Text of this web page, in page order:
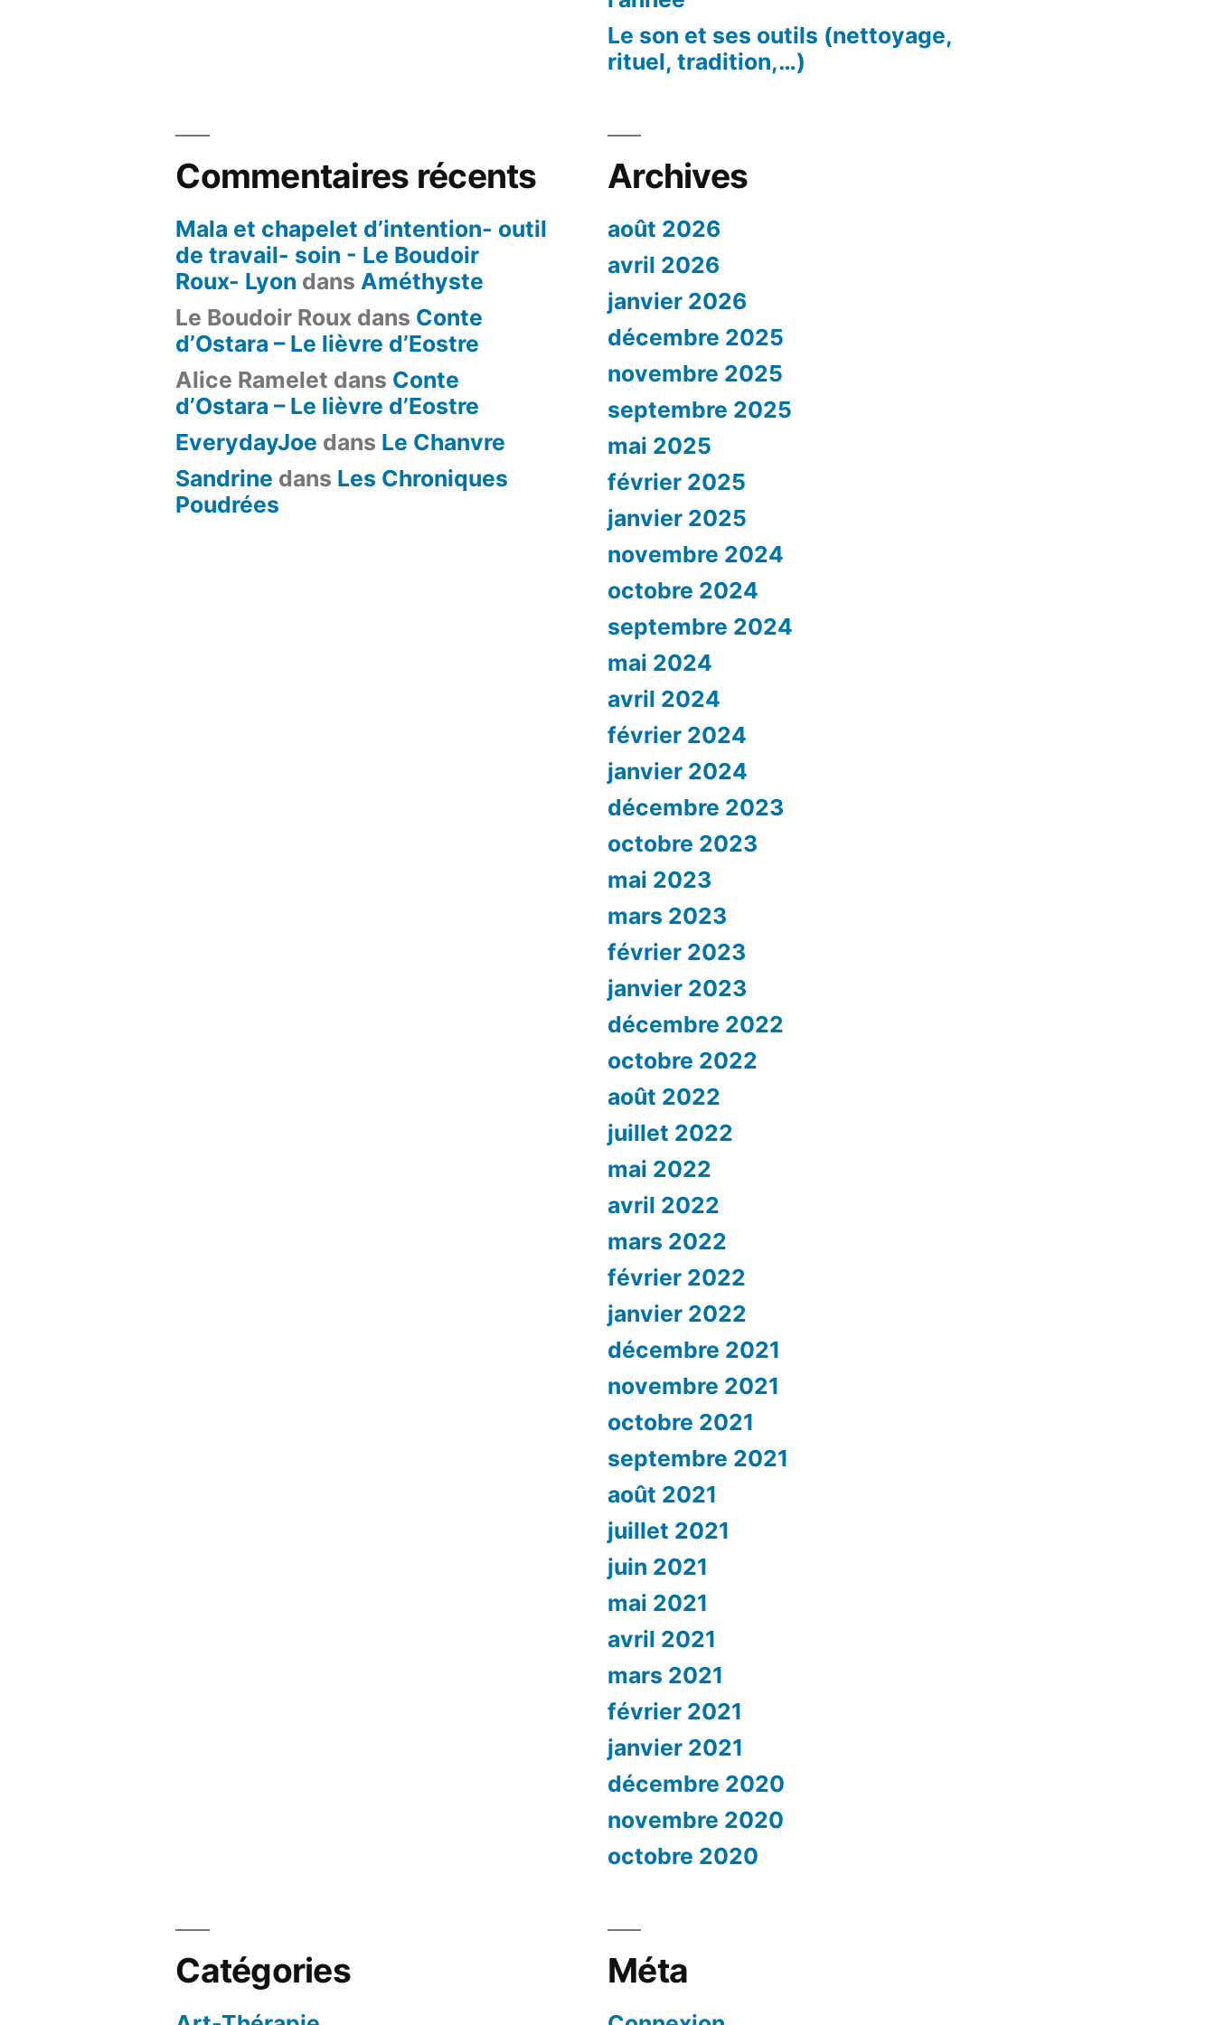
Le son et ses outils (nettoyage,
rituel, tradition,…)
Commentaires récents
Mala et chapelet d’intention- outil
de travail- soin - Le Boudoir
Roux- Lyon dansAméthyste
Le Boudoir Roux dans Conte
d’Ostara – Le lièvre d’Eostre
Alice Ramelet dans Conte
d’Ostara – Le lièvre d’Eostre
EverydayJoe dans Le Chanvre
Sandrine dans Les Chroniques
Poudrées
Archives
août 2026
avril 2026
janvier 2026
décembre 2025
novembre 2025
septembre 2025
mai 2025
février 2025
janvier 2025
novembre 2024
octobre 2024
septembre 2024
mai 2024
avril 2024
février 2024
janvier 2024
décembre 2023
octobre 2023
mai 2023
mars 2023
février 2023
janvier 2023
décembre 2022
octobre 2022
août 2022
juillet 2022
mai 2022
avril 2022
mars 2022
février 2022
janvier 2022
décembre 2021
novembre 2021
octobre 2021
septembre 2021
août 2021
juillet 2021
juin 2021
mai 2021
avril 2021
mars 2021
février 2021
janvier 2021
décembre 2020
novembre 2020
octobre 2020
Catégories Méta